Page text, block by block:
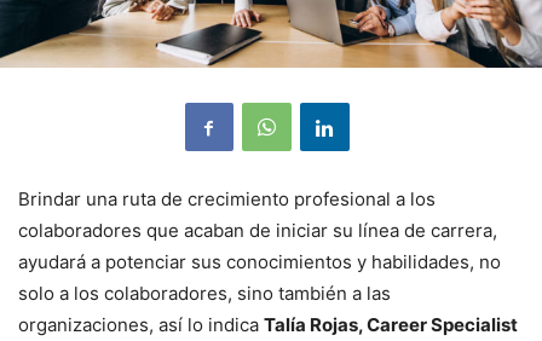
Brindar una ruta de crecimiento profesional a los
colaboradores que acaban de iniciar su línea de carrera,
ayudará a potenciar sus conocimientos y habilidades, no
solo a los colaboradores, sino también a las
organizaciones, así lo indica Talía Rojas, Career Specialist